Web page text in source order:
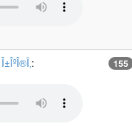
:
155